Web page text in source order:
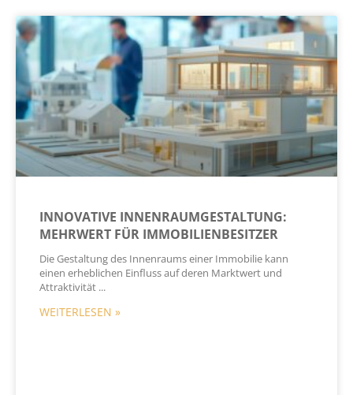
INNOVATIVE INNENRAUMGESTALTUNG:
MEHRWERT FÜR IMMOBILIENBESITZER
Die Gestaltung des Innenraums einer Immobilie kann
einen erheblichen Einfluss auf deren Marktwert und
Attraktivität
WEITERLESEN »